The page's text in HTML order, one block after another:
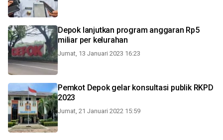
Depok lanjutkan program anggaran Rp5
miliar per kelurahan
Jumat, 13 Januari 2023 16:23
Pemkot Depok gelar konsultasi publik RKPD
2023
Jumat, 21 Januari 2022 15:59